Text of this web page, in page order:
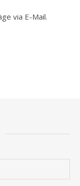
via E-Mail.